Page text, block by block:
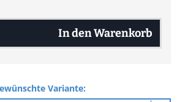
In denWarenkorb
Variante: